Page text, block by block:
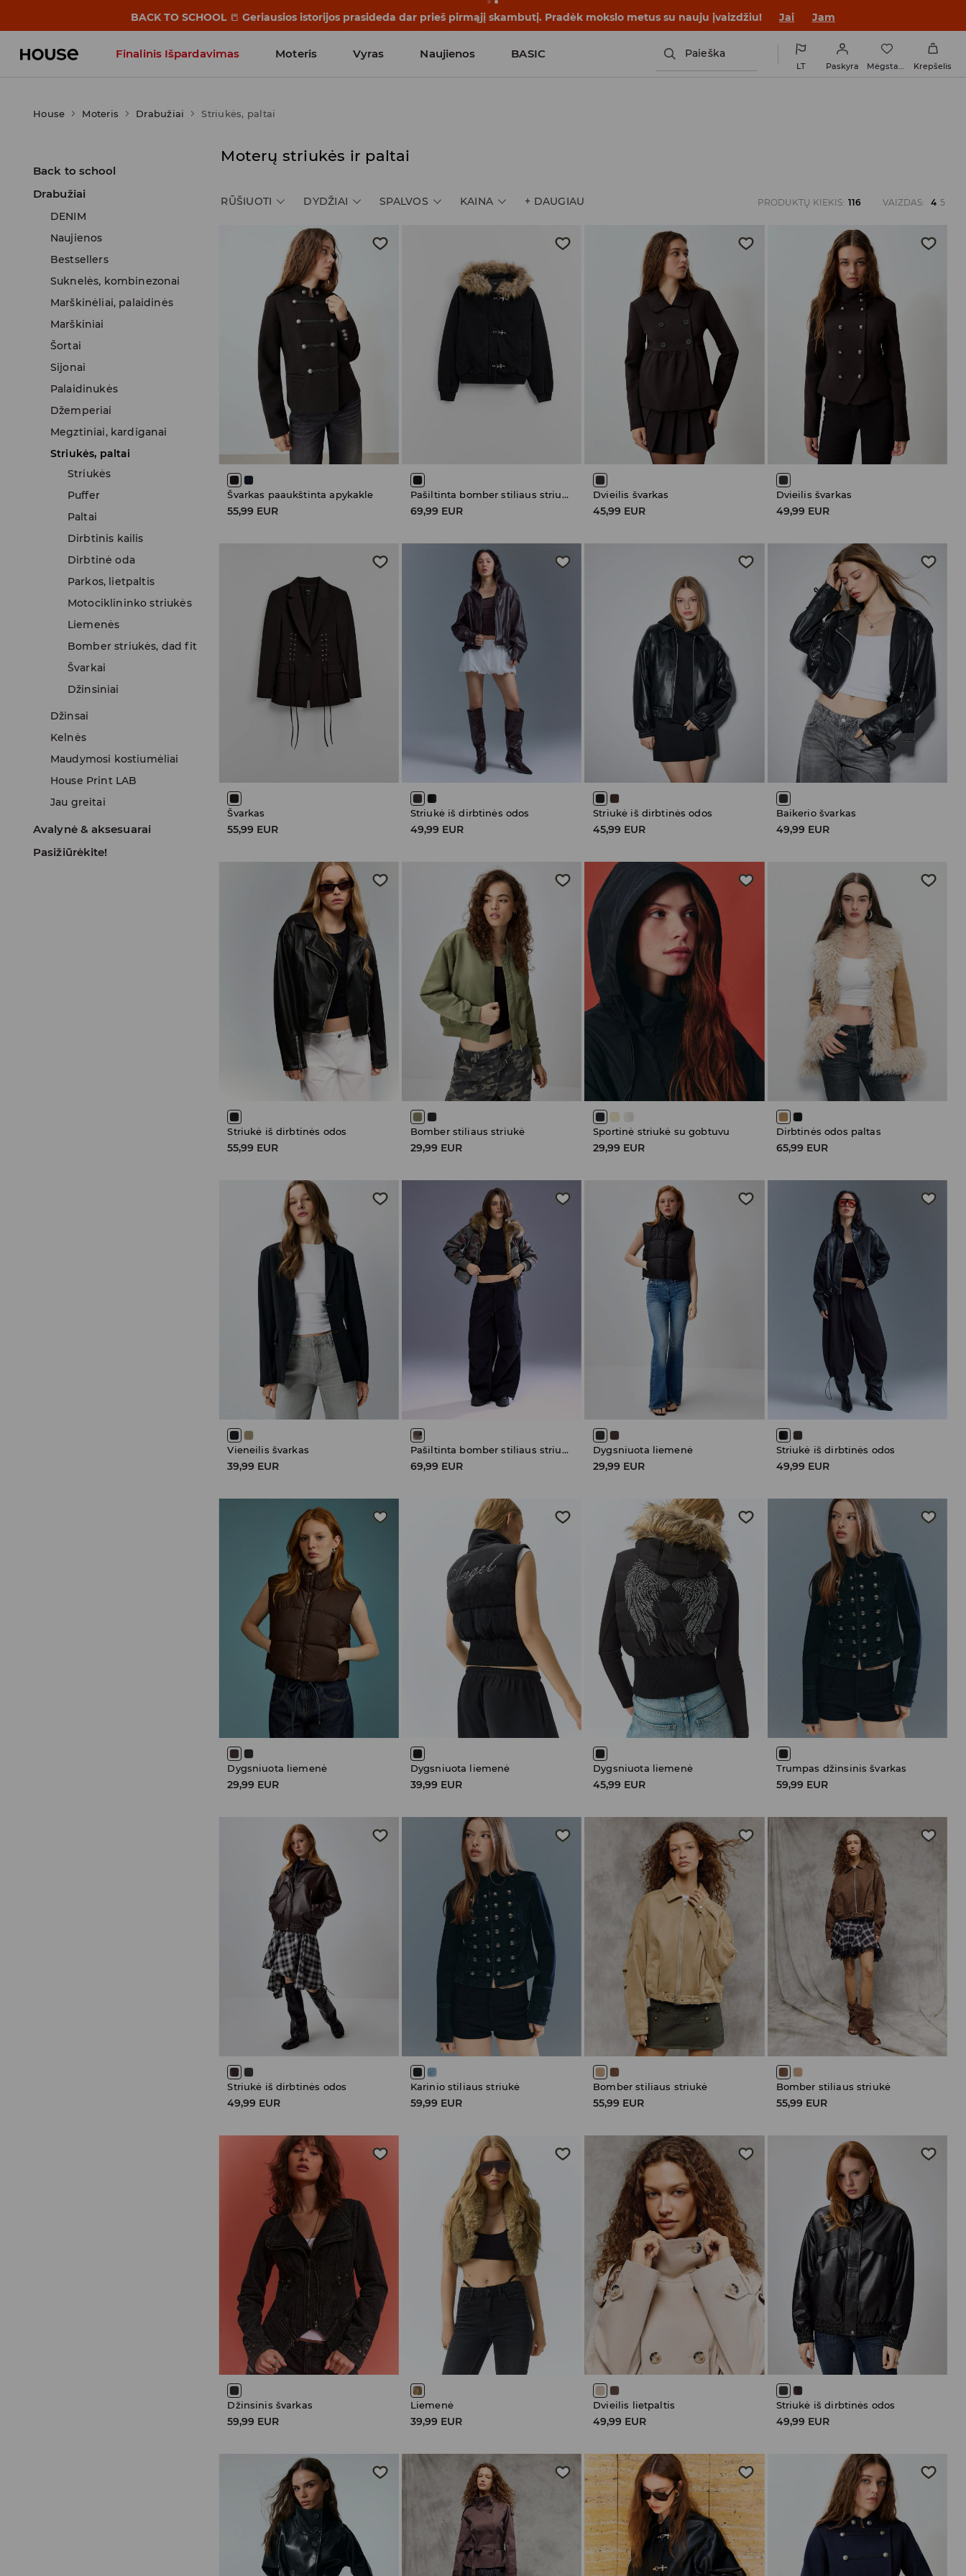
BACK TO SCHOOL 📒 Geriausios istorijos prasideda dar prieš pirmąjį skambutį. Pradėk mokslo metus su nauju įvaizdžiu! Jai Jam
Finalinis Išpardavimas Moteris Vyras Naujienos BASIC Paieška
LT Paskyra Mėgstamiausi Krepšelis
House Moteris Drabužiai Striukės, paltai
Back to school
Drabužiai
DENIM
Naujienos
Bestsellers
Suknelės, kombinezonai
Marškinėliai, palaidinės
Marškiniai
Šortai
Sijonai
Palaidinukės
Džemperiai
Megztiniai, kardiganai
Striukės, paltai
Striukės
Puffer
Paltai
Dirbtinis kailis
Dirbtinė oda
Parkos, lietpaltis
Motociklininko striukės
Liemenės
Bomber striukės, dad fit
Švarkai
Džinsiniai
Džinsai
Kelnės
Maudymosi kostiumėliai
House Print LAB
Jau greitai
Avalynė & aksesuarai
Pasižiūrėkite!
Moterų striukės ir paltai
RŪŠIUOTI DYDŽIAI SPALVOS KAINA + DAUGIAU PRODUKTŲ KIEKIS: 116 VAIZDAS: 4 5
Švarkas paaukštinta apykakle
55,99 EUR
Pašiltinta bomber stiliaus striukė
69,99 EUR
Dvieilis švarkas
45,99 EUR
Dvieilis švarkas
49,99 EUR
Švarkas
55,99 EUR
Striukė iš dirbtinės odos
49,99 EUR
Striukė iš dirbtinės odos
45,99 EUR
Baikerio švarkas
49,99 EUR
Striukė iš dirbtinės odos
55,99 EUR
Bomber stiliaus striukė
29,99 EUR
Sportinė striukė su gobtuvu
29,99 EUR
Dirbtinės odos paltas
65,99 EUR
Vieneilis švarkas
39,99 EUR
Pašiltinta bomber stiliaus striukė
69,99 EUR
Dygsniuota liemenė
29,99 EUR
Striukė iš dirbtinės odos
49,99 EUR
Dygsniuota liemenė
29,99 EUR
Dygsniuota liemenė
39,99 EUR
Dygsniuota liemenė
45,99 EUR
Trumpas džinsinis švarkas
59,99 EUR
Striukė iš dirbtinės odos
49,99 EUR
Karinio stiliaus striukė
59,99 EUR
Bomber stiliaus striukė
55,99 EUR
Bomber stiliaus striukė
55,99 EUR
Džinsinis švarkas
59,99 EUR
Liemenė
39,99 EUR
Dvieilis lietpaltis
49,99 EUR
Striukė iš dirbtinės odos
49,99 EUR